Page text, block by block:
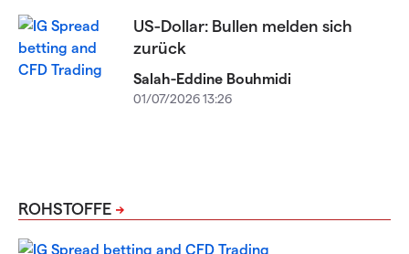
US-Dollar: Bullen melden sich
zurück
Salah-Eddine Bouhmidi
01/07/2026 13:26
ROHSTOFFE